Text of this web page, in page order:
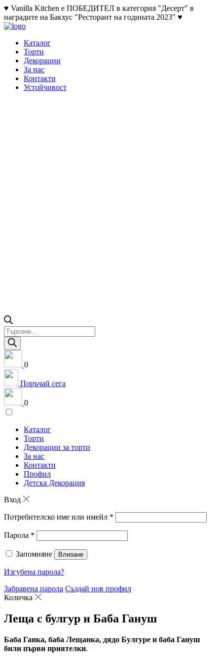
♥ Vanilla Kitchen е ПОБЕДИТЕЛ в категория "Десерт" в
наградите на Бакхус "Ресторант на годината 2023" ♥
Каталог
Торти
Декорации
За нас
Контакти
Устойчивост
Products
search
0
Поръчай сега
0
Каталог
Торти
Декорации за торти
За нас
Контакти
Профил
Детска Декорация
Вход
Потребителско име или имейл *
Парола *
Запомняне Влизане
Изгубена парола?
Забравена парола Създай нов профил
Количка
Леща с булгур и Баба Гануш
Баба Ганка, баба Лещанка, дядо Булгуре и баба Гануш
били първи приятелки.